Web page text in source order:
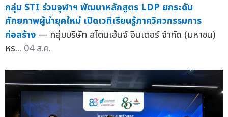
กลุ่ม STI ร่วมจุฬาฯ พัฒนาหลักสูตร LDP ยกระดับ
ศักยภาพผู้นำยุคใหม่ เปิดเวทีเรียนรู้ภาควิศวกรรมการ
ก่อสร้าง — กลุ่มบริษัท สโตนเฮ้นจ์ อินเตอร์ จำกัด (มหาชน)
หร... 04 ส.ค.